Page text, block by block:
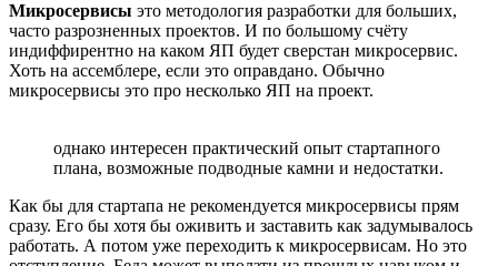
Микросервисы это методология разработки для больших,
часто разрозненных проектов. И по большому счёту
индиффирентно на каком ЯП будет сверстан микросервис.
Хоть на ассемблере, если это оправдано. Обычно
микросервисы это про несколько ЯП на проект.
однако интересен практический опыт стартапного
плана, возможные подводные камни и недостатки.
Как бы для стартапа не рекомендуется микросервисы прям
сразу. Его бы хотя бы оживить и заставить как задумывалось
работать. А потом уже переходить к микросервисам. Но это